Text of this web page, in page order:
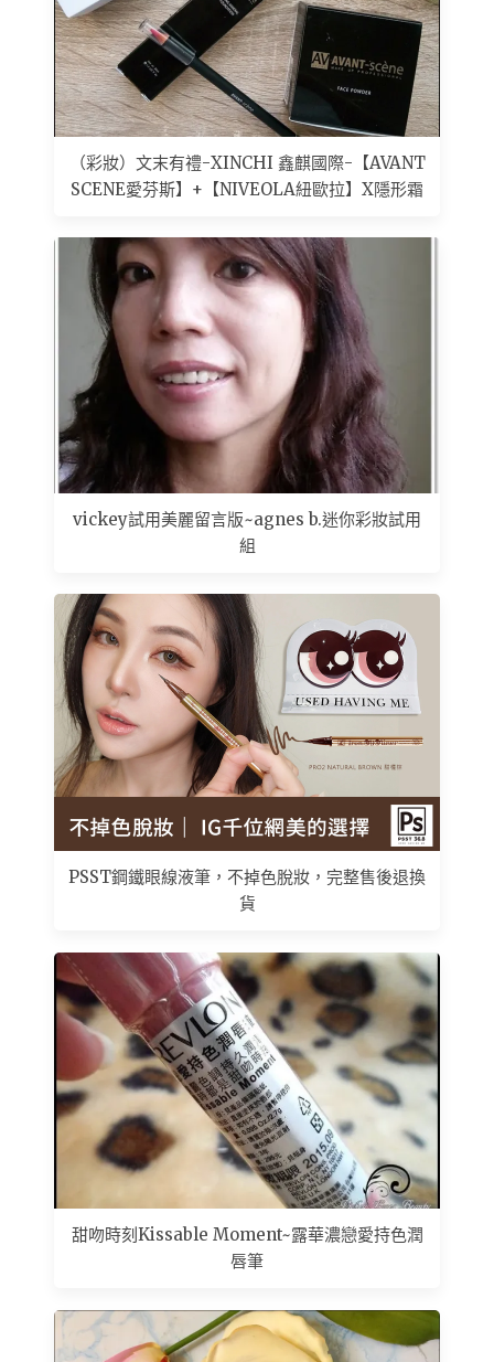
（彩妝）文末有禮-XINCHI 鑫麒國際-【AVANT
SCENE愛芬斯】+【NIVEOLA紐歐拉】X隱形霜
vickey試用美麗留言版~agnes b.迷你彩妝試用
組
PSST鋼鐵眼線液筆，不掉色脫妝，完整售後退換
貨
甜吻時刻Kissable Moment~露華濃戀愛持色潤
唇筆